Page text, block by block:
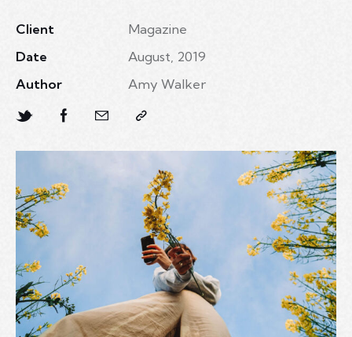
Client
Magazine
Date
August, 2019
Author
Amy Walker